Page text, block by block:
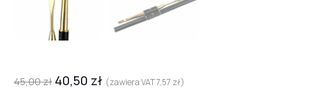
45,00zł 40,50 zł (zawiera VAT7,57 zł)